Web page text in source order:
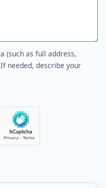
(such as full address,
needed, describe your